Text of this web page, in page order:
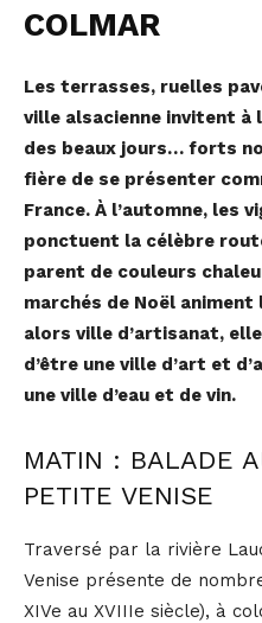
COLMAR
Les terrasses, ruelles
ville alsacienne invitent
des beaux jours… forts
fière de se présenter
France. À l’automne, les
ponctuent la célèbre
parent de couleurs
marchés de Noël
alors ville d’artisanat,
d’être une ville d’art et
une ville d’eau et de vin.
MATIN : BALADE
PETITE VENISE
Traversé par la rivière
Venise présente de
XIVe au XVIIIe siècle), à